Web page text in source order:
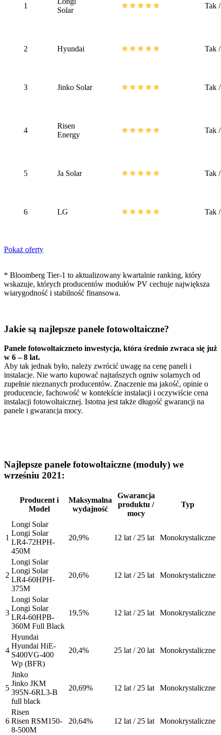
1
Solar
Tak
2 Hyundai Tak
3 Jinko Solar Tak
4
Risen
Energy
Tak
5 Ja Solar Tak
6 LG Tak
Pokaż oferty
* Bloomberg Tier-1 to aktualizowany kwartalnie ranking, który
wskazuje, których producentów modułów PV cechuje największa
wiarygodność i stabilność finansowa.
Jakie są najlepsze panele fotowoltaiczne?
Panele fotowoltaiczneto inwestycja, która średnio zwraca się już
w 6 – 8 lat.
Aby tak jednak było, należy zwrócić uwagę na cenę paneli i
instalacje. Nie warto kupować najtańszych ogniw solarnych od
zupełnie nieznanych producentów. Znaczenie ma jakość, opinie o
producencie, fachowość w kontekście instalacji i oczywiście cena
instalacji fotowoltaicznej. Istotna jest także długość gwarancji na
panele i gwarancja mocy.
Najlepsze panele fotowoltaiczne (moduły) we
wrześniu 2021:
Producent i
Model
Maksymalna
wydajność
Gwarancja
produktu /
mocy
Typ
1
Longi Solar
Longi Solar
LR4-72HPH-
450M
20,9% 12 lat / 25 lat Monokrystaliczne
2
Longi Solar
Longi Solar
LR4-60HPH-
375M
20,6% 12 lat / 25 lat Monokrystaliczne
3
Longi Solar
Longi Solar
LR4-60HPB-
360M Full Black
19,5% 12 lat / 25 lat Monokrystaliczne
4
Hyundai
Hyundai HiE-
S400VG-400
Wp (BFR)
20,4% 25 lat / 20 lat Monokrystaliczne
5
Jinko
Jinko JKM
395N-6RL3-B
full black
20,69% 12 lat / 25 lat Monokrystaliczne
6
Risen
Risen RSM150-
8-500M
20,64% 12 lat / 25 lat Monokrystaliczne